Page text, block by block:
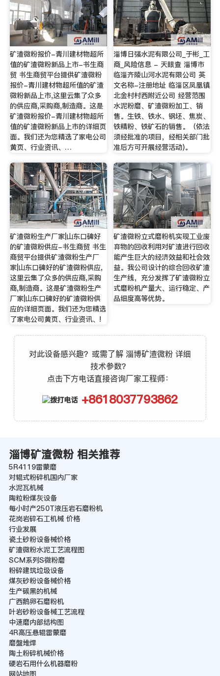
矿渣微粉报价-青川建材物超所
值的矿渣微粉新品上市-书生商
贸 书生商贸平台提供矿渣微粉
报价-青川建材物超所值的矿渣
微粉新品上市,这里云集了众多
的供应商,采购商,制造商。这是
矿渣微粉报价-青川建材物超所
值的矿渣微粉新品上市的详细页
面。我们还为您精选了家电公司
黄页、行业资讯、…
淄博日强水泥有限公司_于彬_工
商_风险信息 - 天眼查 淄博市
临淄齐陵山河水泥有限公司 英
文名称-注册地址 临淄区凤凰镇
北金村村西附近公司 经营范围
水泥粉磨、矿渣微粉加工、销
售。生铁、铁水、钢坯、焦炭、
铁精粉、铁矿石的销售。（依法
须经批准的项目，经相关部门批
准后方可开展经营活动)。
矿渣微粉生产厂家|山东口碑好
的矿渣微粉供应-书生商贸 书生
商贸平台提供矿渣微粉生产厂
家|山东口碑好的矿渣微粉供应,
这里云集了众多的供应商,采购
商,制造商。这是矿渣微粉生产
厂家|山东口碑好的矿渣微粉供
应的详细页面。我们还为您精选
了家电公司黄页、行业资讯、!
矿渣微粉立式磨粉机实现工业废
弃物的回收利用对矿渣进行回收
能产生巨大的经济效益和社会效
益。我公司设计的综合回收矿渣
生产线，充分发挥了矿渣微粉立
式磨粉机产量大、运行稳定、产
品细度高等优势。
对此设备感兴趣？或需了解 淄博矿渣微粉 详细
技术参数？
点击下方电话直接咨询厂家工程师：
+8618037793862
淄博矿渣微粉 相关推荐
5R4119雷蒙磨
对辊式粉碎机国内厂家
水泥瓦机械
陶粒粉煤灰设备
每小时产250T液压岩石磨粉机
花岗岩碎石工机械 价格
行业发展
瓷土砂粉设备械价格
矿渣微粉水泥工艺流程图
SCM系列S微粉磨
粉碎建筑垃圾设备
煤灰砂粉设备械价格
生产碳黑的机械
广西鹅卵石磨粉机
叶岩砂粉设备械工艺流程
中速磨内部结构图
4R高压悬辊雷蒙磨
磨盤堆焊
陶土粉碎机械价格
硬岩石用什么机器磨粉
网站地图